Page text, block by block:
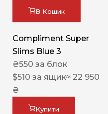
В Кошик
Compliment Super
Slims Blue 3
₴550 за блок
$510 за ящик≈ 22 950
₴
Купити